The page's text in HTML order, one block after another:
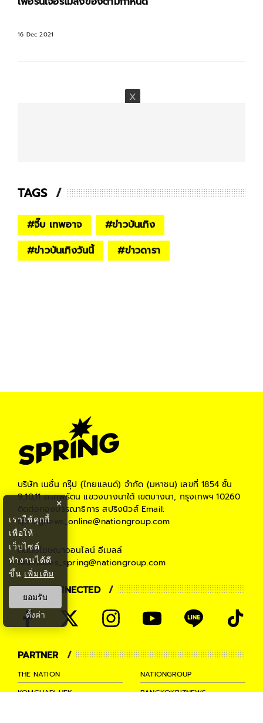
16 Dec 2021
TAGS
#จี๊บ เทพอาจ #ข่าวบันเทิง
#ข่าวบันเทิงวันนี้ #ข่าวดารา
บริษัท เนชั่น กรุ๊ป (ไทยแลนด์) จำกัด (มหาชน) เลขที่ 1854 ชั้น
9,10,11 ถ.เทพรัตน แขวงบางนาใต้ เขตบางนา, กรุงเทพฯ 10260
ติดต่อกองบรรณาธิการ สปริงนิวส์Email:
springnews_online@nationgroup.com
ติดต่อโฆษณาออนไลน์ อีเมลล์
teamsales_spring@nationgroup.com
STAY CONNECTED
PARTNER
THE NATION
NATIONGROUP
KOMCHADLUEK
BANGKOKBIZNEWS
×
เราใช้คุกกี้
เพื่อให้
เว็บไซต์
ทำงานได้ดี
ขึ้น เพิ่มเติม
ยอมรับ
ตั้งค่า